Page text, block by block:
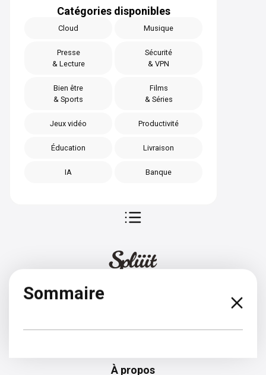
Catégories disponibles
Cloud Musique
Presse
& Lecture
Sécurité
& VPN
Bien être
& Sports
Films
& Séries
Jeux vidéo Productivité
Éducation Livraison
IA Banque
Sommaire
À propos